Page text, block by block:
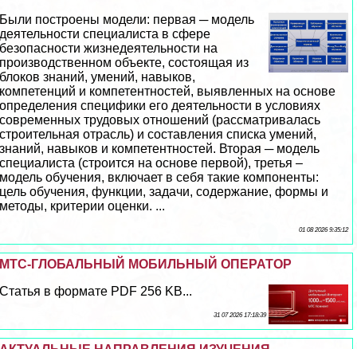
Были построены модели: первая ─ модель
деятельности специалиста в сфере
безопасности жизнедеятельности на
производственном объекте, состоящая из
блоков знаний, умений, навыков,
компетенций и компетентностей, выявленных на основе
определения специфики его деятельности в условиях
современных трудовых отношений (рассматривалась
строительная отрасль) и составления списка умений,
знаний, навыков и компетентностей. Вторая ─ модель
специалиста (строится на основе первой), третья –
модель обучения, включает в себя такие компоненты:
цель обучения, функции, задачи, содержание, формы и
методы, критерии оценки. ...
01 08 2026 9:35:12
МТС-ГЛОБАЛЬНЫЙ МОБИЛЬНЫЙ ОПЕРАТОР
Статья в формате PDF 256 KB...
31 07 2026 17:18:39